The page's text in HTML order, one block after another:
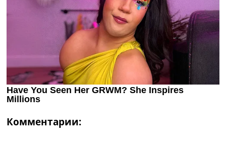
Комментарии: